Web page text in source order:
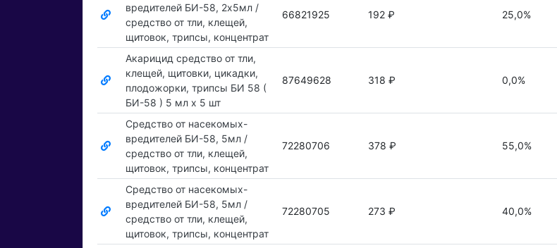
вредителей БИ-58, 2х5мл /
средство от тли, клещей,
щитовок, трипсы, концентрат
66821925 192 ₽ 25,0%
Акарицид средство от тли,
клещей, щитовки, цикадки,
плодожорки, трипсы БИ 58 (
БИ-58 ) 5 мл x 5 шт
87649628 318 ₽ 0,0%
Средство от насекомых-
вредителей БИ-58, 5мл /
средство от тли, клещей,
щитовок, трипсы, концентрат
72280706 378 ₽ 55,0%
Средство от насекомых-
вредителей БИ-58, 5мл /
средство от тли, клещей,
щитовок, трипсы, концентрат
72280705 273 ₽ 40,0%